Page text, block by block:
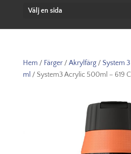
Välj en sida
Hem / Färger/Akrylfärg/ System
ml / System3 Acrylic 500ml – 619